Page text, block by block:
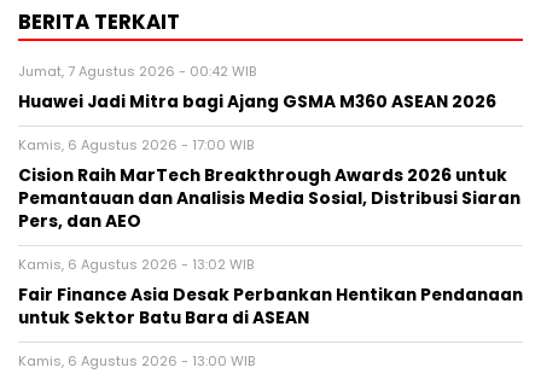
BERITA TERKAIT
Jumat, 7 Agustus 2026 - 00:42 WIB
Huawei Jadi Mitra bagi Ajang GSMA M360 ASEAN 2026
Kamis, 6 Agustus 2026 - 17:00 WIB
Cision Raih MarTech Breakthrough Awards 2026 untuk
Pemantauan dan Analisis Media Sosial, Distribusi Siaran
Pers, dan AEO
Kamis, 6 Agustus 2026 - 13:02 WIB
Fair Finance Asia Desak Perbankan Hentikan Pendanaan
untuk Sektor Batu Bara di ASEAN
Kamis, 6 Agustus 2026 - 13:00 WIB